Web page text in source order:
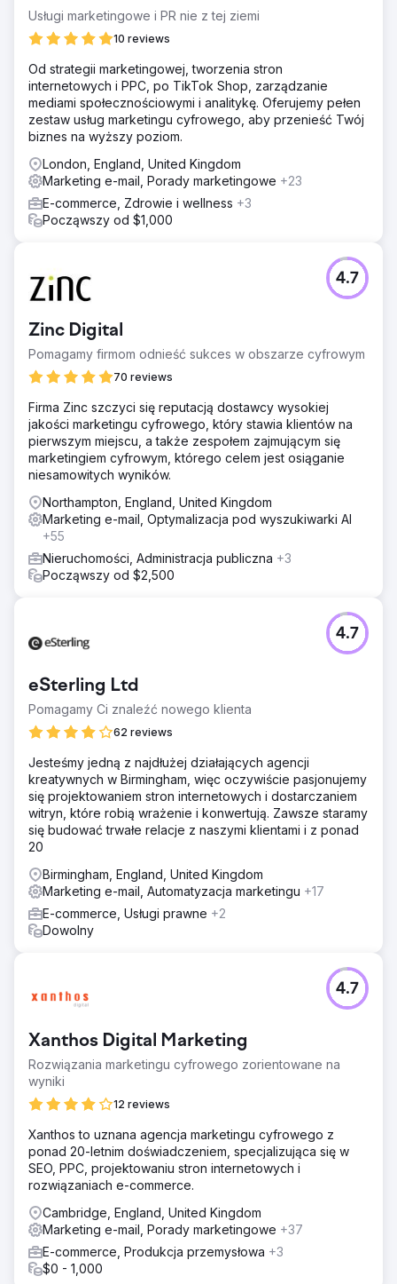
Usługi marketingowe i PR nie z tej ziemi
10 reviews
Od strategii marketingowej, tworzenia stron
internetowych i PPC, po TikTok Shop, zarządzanie
mediami społecznościowymi i analitykę. Oferujemy pełen
zestaw usług marketingu cyfrowego, aby przenieść Twój
biznes na wyższy poziom.
London, England, United Kingdom
Marketing e-mail, Porady marketingowe +23
E-commerce, Zdrowie i wellness +3
Począwszy od $1,000
Zinc Digital
Pomagamy firmom odnieść sukces w obszarze cyfrowym
70 reviews
4.7
Firma Zinc szczyci się reputacją dostawcy wysokiej
jakości marketingu cyfrowego, który stawia klientów na
pierwszym miejscu, a także zespołem zajmującym się
marketingiem cyfrowym, którego celem jest osiąganie
niesamowitych wyników.
Northampton, England, United Kingdom
Marketing e-mail, Optymalizacja pod wyszukiwarki AI
+55
Nieruchomości, Administracja publiczna +3
Począwszy od $2,500
eSterling Ltd
Pomagamy Ci znaleźć nowego klienta
62 reviews
4.7
Jesteśmy jedną z najdłużej działających agencji
kreatywnych w Birmingham, więc oczywiście pasjonujemy
się projektowaniem stron internetowych i dostarczaniem
witryn, które robią wrażenie i konwertują. Zawsze staramy
się budować trwałe relacje z naszymi klientami i z ponad
20
Birmingham, England, United Kingdom
Marketing e-mail, Automatyzacja marketingu +17
E-commerce, Usługi prawne +2
Dowolny
Xanthos Digital Marketing
Rozwiązania marketingu cyfrowego zorientowane na
wyniki
12 reviews
4.7
Xanthos to uznana agencja marketingu cyfrowego z
ponad 20-letnim doświadczeniem, specjalizująca się w
SEO, PPC, projektowaniu stron internetowych i
rozwiązaniach e-commerce.
Cambridge, England, United Kingdom
Marketing e-mail, Porady marketingowe +37
E-commerce, Produkcja przemysłowa +3
$0 - 1,000